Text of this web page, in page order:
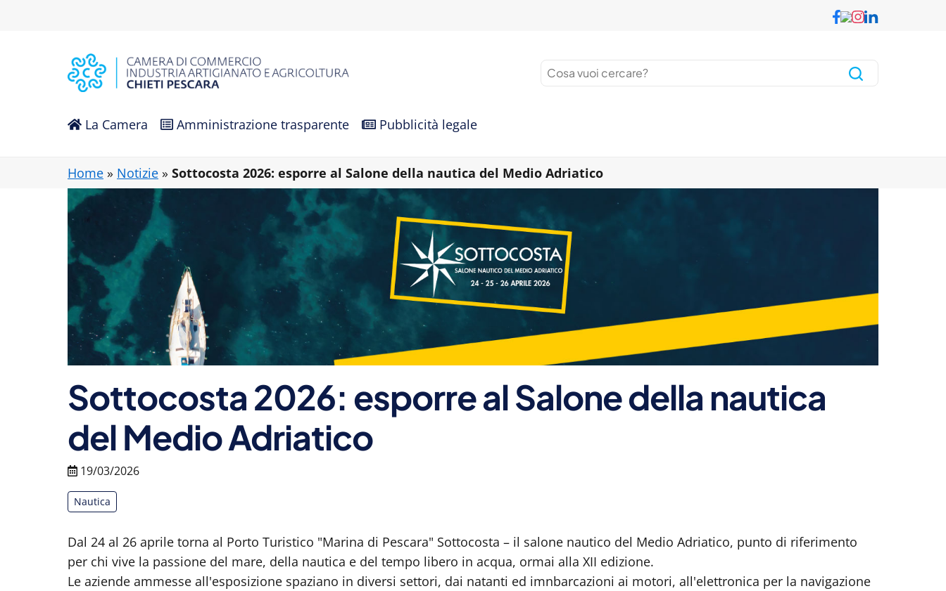
La Camera Amministrazione trasparente Pubblicità legale
Home » Notizie » Sottocosta 2026: esporre al Salone della nautica del Medio Adriatico
Sottocosta 2026: esporre al Salone della nautica
del Medio Adriatico
19/03/2026
Nautica
Dal 24 al 26 aprile torna al Porto Turistico "Marina di Pescara" Sottocosta – il salone nautico del Medio Adriatico, punto di riferimento
per chi vive la passione del mare, della nautica e del tempo libero in acqua, ormai alla XII edizione.
Le aziende ammesse all'esposizione spaziano in diversi settori, dai natanti ed imnbarcazioni ai motori, all'elettronica per la navigazione